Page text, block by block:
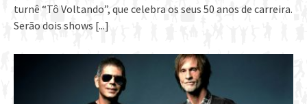
turnê “Tô Voltando”, que celebra os seus 50 anos de carreira.
Serão dois shows [...]